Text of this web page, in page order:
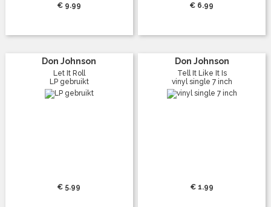
€ 9.99 € 6.99
Don Johnson
Let It Roll
LP gebruikt
€ 5.99
Don Johnson
Tell It Like It Is
vinyl single 7 inch
€ 1.99